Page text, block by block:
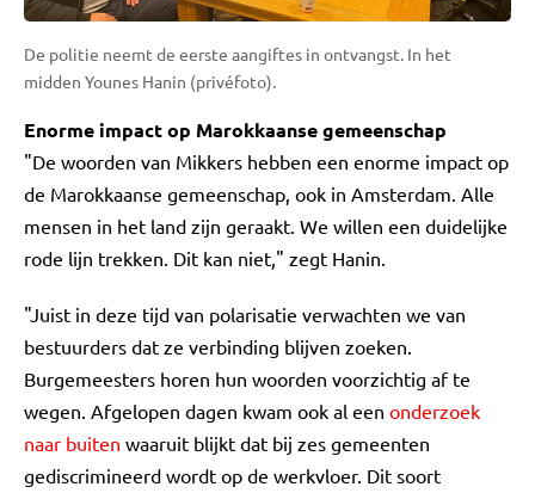
De politie neemt de eerste aangiftes in ontvangst. In het
midden Younes Hanin (privéfoto).
Enorme impact op Marokkaanse gemeenschap
"De woorden van Mikkers hebben een enorme impact op
de Marokkaanse gemeenschap, ook in Amsterdam. Alle
mensen in het land zijn geraakt. We willen een duidelijke
rode lijn trekken. Dit kan niet," zegt Hanin.
"Juist in deze tijd van polarisatie verwachten we van
bestuurders dat ze verbinding blijven zoeken.
Burgemeesters horen hun woorden voorzichtig af te
wegen. Afgelopen dagen kwam ook al een onderzoek
naar buiten waaruit blijkt dat bij zes gemeenten
gediscrimineerd wordt op de werkvloer. Dit soort